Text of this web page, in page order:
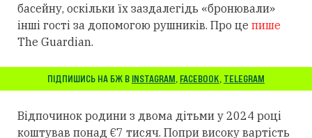
басейну, оскільки їх заздалегідь «бронювали»
інші гості за допомогою рушників. Про це пише
The Guardian.
ПІДПИШИСЬ НА БЖ В INSTAGRAM, FACEBOOK, TELEGRAM
Відпочинок родини з двома дітьми у 2024 році
коштував понад €7 тисяч. Попри високу вартість